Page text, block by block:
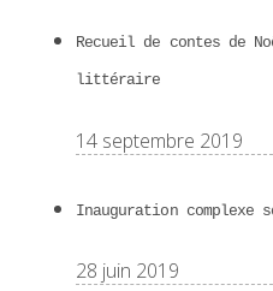
Recueil de contes de
littéraire
14 septembre 2019
Inauguration complexe
28 juin 2019